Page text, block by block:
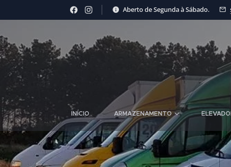
Aberto de Segunda à Sábado.
INÍCIO ARMAZENAMENTO